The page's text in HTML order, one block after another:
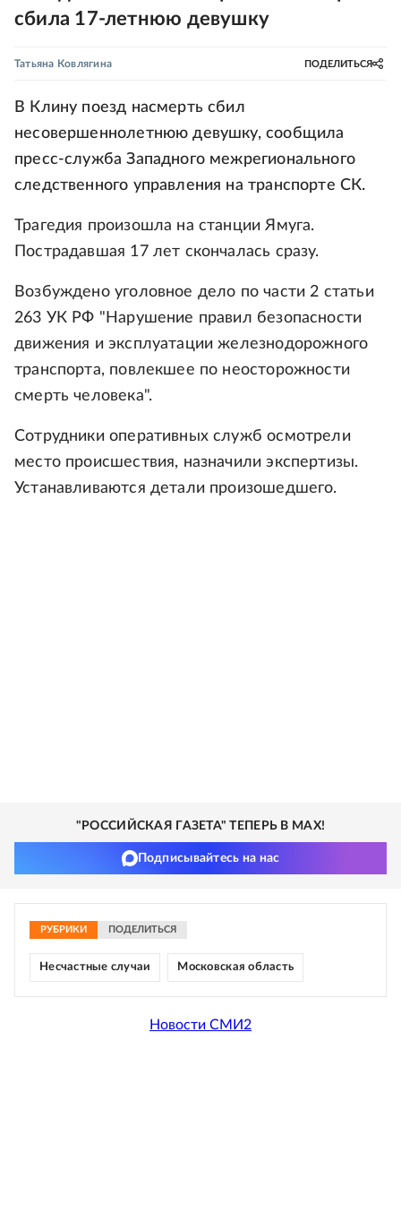
сбила 17-летнюю девушку
Татьяна Ковлягина ПОДЕЛИТЬСЯ
В Клину поезд насмерть сбил
несовершеннолетнюю девушку, сообщила
пресс-служба Западного межрегионального
следственного управления на транспорте СК.
Трагедия произошла на станции Ямуга.
Пострадавшая 17 лет скончалась сразу.
Возбуждено уголовное дело по части 2 статьи
263 УК РФ "Нарушение правил безопасности
движения и эксплуатации железнодорожного
транспорта, повлекшее по неосторожности
смерть человека".
Сотрудники оперативных служб осмотрели
место происшествия, назначили экспертизы.
Устанавливаются детали произошедшего.
"РОССИЙСКАЯ ГАЗЕТА" ТЕПЕРЬ В MAX!
Подписывайтесь на нас
РУБРИКИ ПОДЕЛИТЬСЯ
Несчастные случаи Московская область
Новости СМИ2